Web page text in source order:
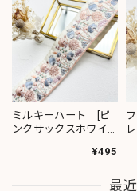
ミルキーハート [ピ
ンクサックスホワイ
¥495
最